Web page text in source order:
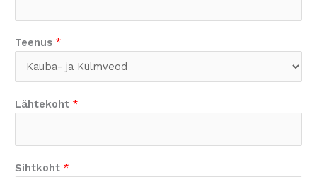
Teenus *
Lähtekoht *
Sihtkoht *